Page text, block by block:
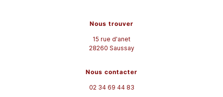
Nous trouver
15 rue d'anet
28260 Saussay
Nous contacter
02 34 69 44 83